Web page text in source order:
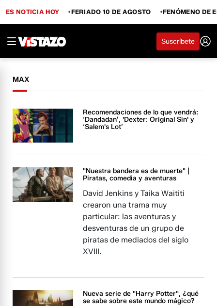
ES NOTICIA HOY FERIADO 10 DE AGOSTO FENÓMENO DE
Suscríbete
MAX
Recomendaciones de lo que vendrá:
‘Dandadan’, 'Dexter: Original Sin' y
‘Salem's Lot’
"Nuestra bandera es de muerte" |
Piratas, comedia y aventuras
David Jenkins y Taika Waititi
crearon una trama muy
particular: las aventuras y
desventuras de un grupo de
piratas de mediados del siglo
XVIII.
Nueva serie de "Harry Potter", ¿qué
se sabe sobre este mundo mágico?